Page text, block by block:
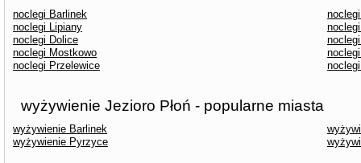
noclegi Barlinek
noclegi Lipiany
noclegi Dolice
noclegi Mostkowo
noclegi Przelewice
wyżywienie Jezioro Płoń - popularne miasta
wyżywienie Barlinek
wyżywienie Pyrzyce